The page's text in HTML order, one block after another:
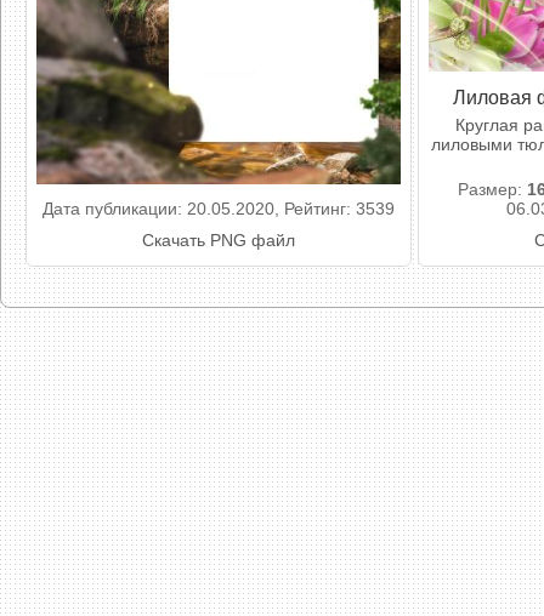
Дата публикации: 20.05.2020, Рейтинг: 3539
Скачать PNG файл
Лиловая
Круглая
лиловыми
Размер: